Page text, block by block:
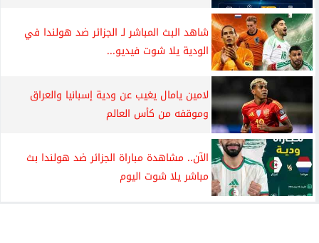
شاهد البث المباشر لـ الجزائر ضد هولندا في
الودية يلا شوت فيديو...
لامين يامال يغيب عن ودية إسبانيا والعراق
وموقفه من كأس العالم
الآن.. مشاهدة مباراة الجزائر ضد هولندا بث
مباشر يلا شوت اليوم